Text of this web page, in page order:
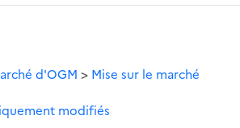
d'OGM > Mise sur le marché
modifiés